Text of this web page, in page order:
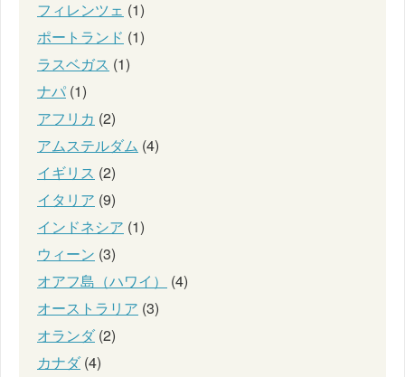
フィレンツェ (1)
ポートランド (1)
ラスベガス (1)
ナパ (1)
アフリカ (2)
アムステルダム (4)
イギリス (2)
イタリア (9)
インドネシア (1)
ウィーン (3)
オアフ島（ハワイ）
(4)
オーストラリア (3)
オランダ(2)
カナダ(4)